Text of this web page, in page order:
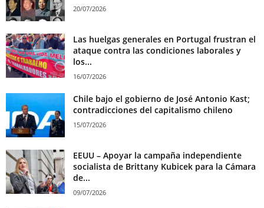
20/07/2026
Las huelgas generales en Portugal frustran el
ataque contra las condiciones laborales y
los...
16/07/2026
Chile bajo el gobierno de José Antonio Kast;
contradicciones del capitalismo chileno
15/07/2026
EEUU – Apoyar la campaña independiente
socialista de Brittany Kubicek para la Cámara
de...
09/07/2026